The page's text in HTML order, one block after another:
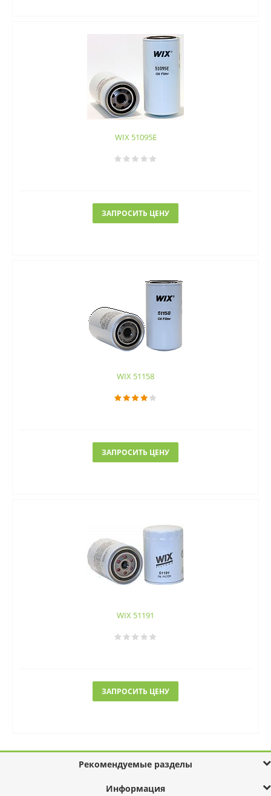
WIX 51095E
ЗАПРОСИТЬ ЦЕНУ
WIX 51158
ЗАПРОСИТЬ ЦЕНУ
WIX 51191
ЗАПРОСИТЬ ЦЕНУ
Рекомендуемые разделы
Информация